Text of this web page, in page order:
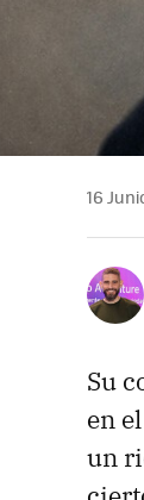
16
Su
en
un